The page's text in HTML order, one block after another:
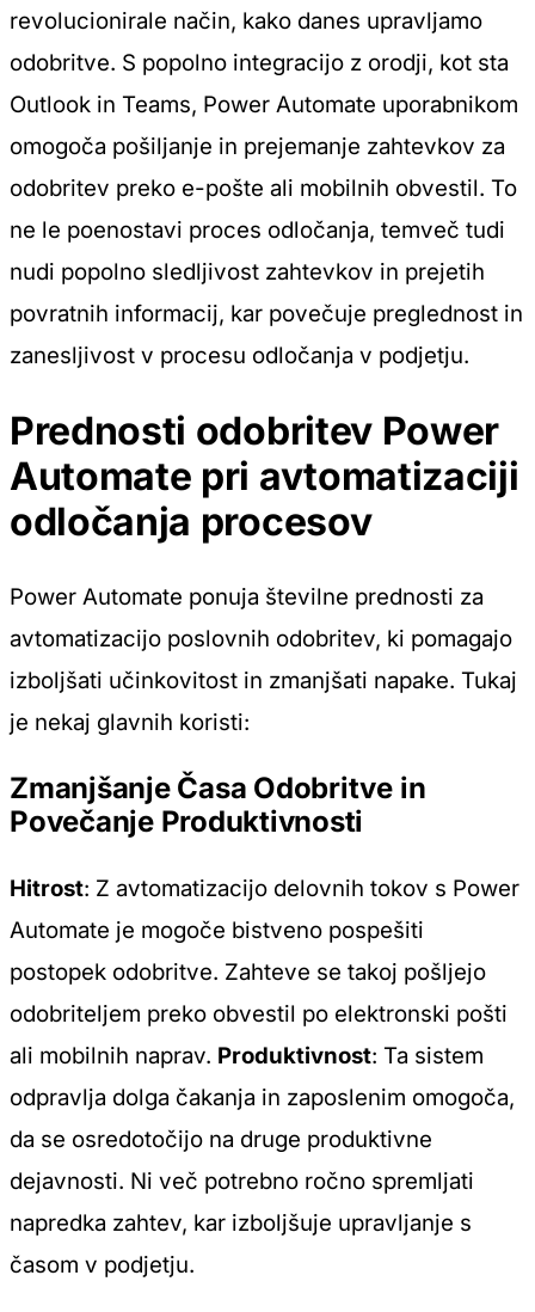
revolucionirale način, kako danes upravljamo
odobritve. S popolno integracijo z orodji, kot sta
Outlook in Teams, Power Automate uporabnikom
omogoča pošiljanje in prejemanje zahtevkov za
odobritev preko e-pošte ali mobilnih obvestil. To
ne le poenostavi proces odločanja, temveč tudi
nudi popolno sledljivost zahtevkov in prejetih
povratnih informacij, kar povečuje preglednost in
zanesljivost v procesu odločanja v podjetju.
Prednosti odobritev Power
Automate pri avtomatizaciji
odločanja procesov
Power Automate ponuja številne prednosti za
avtomatizacijo poslovnih odobritev, ki pomagajo
izboljšati učinkovitost in zmanjšati napake. Tukaj
je nekaj glavnih koristi:
Zmanjšanje Časa Odobritve in
Povečanje Produktivnosti
Hitrost: Z avtomatizacijo delovnih tokov s Power
Automate je mogoče bistveno pospešiti
postopek odobritve. Zahteve se takoj pošljejo
odobriteljem preko obvestil po elektronski pošti
ali mobilnih naprav. Produktivnost: Ta sistem
odpravlja dolga čakanja in zaposlenim omogoča,
da se osredotočijo na druge produktivne
dejavnosti. Ni več potrebno ročno spremljati
napredka zahtev, kar izboljšuje upravljanje s
časom v podjetju.